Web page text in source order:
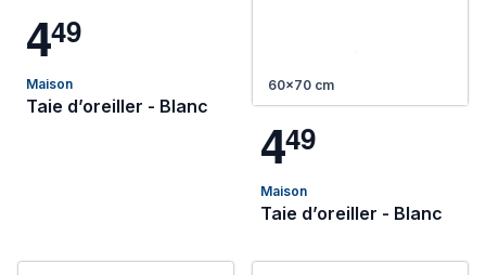
449
Maison
Taie d’oreiller - Blanc
60x70 cm
449
Maison
Taie d’oreiller - Blanc